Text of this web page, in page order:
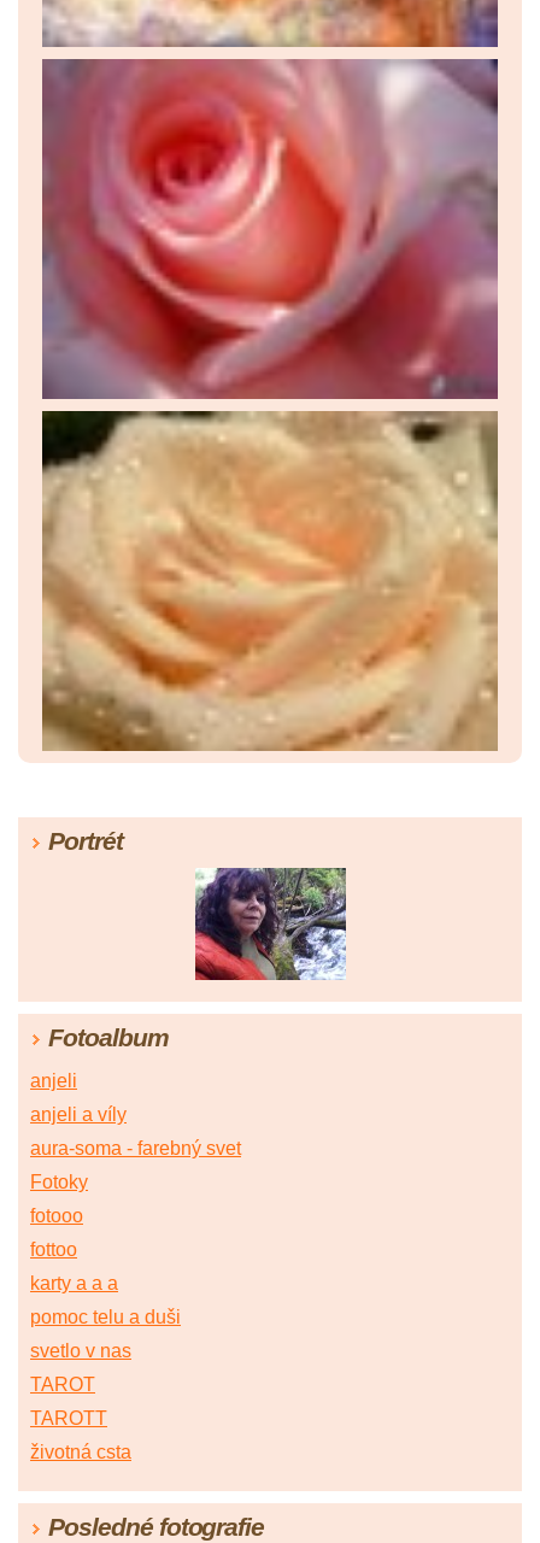
Portrét
Fotoalbum
anjeli
anjeli a víly
aura-soma - farebný svet
Fotoky
fotooo
fottoo
karty a a a
pomoc telu a duši
svetlo v nas
TAROT
TAROTT
životná csta
Posledné fotografie